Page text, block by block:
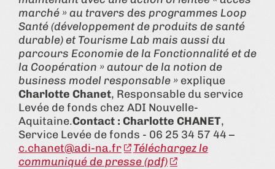
marché » au travers des programmes Loop
Santé (développement de produits de santé
durable) et Tourisme Lab mais aussi du
parcours Economie de la Fonctionnalité et de
la Coopération » autour de la notion de
business model responsable » explique
Charlotte Chanet, Responsable du service
Levée de fonds chez ADI Nouvelle-
Aquitaine.Contact : Charlotte CHANET,
Service Levée de fonds - 06 25 34 57 44 –
c.chanet@adi-na.fr
Téléchargez le
communiqué de presse (pdf)